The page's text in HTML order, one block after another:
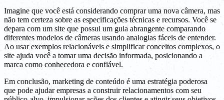
Imagine que você está considerando comprar uma nova câmera, mas
não tem certeza sobre as especificações técnicas e recursos. Você se
depara com um site que possui um guia abrangente comparando
diferentes modelos de câmeras usando analogias fáceis de entender.
Ao usar exemplos relacionáveis e simplificar conceitos complexos, o
site ajuda você a tomar uma decisão informada, posicionando a
marca como conhecedora e confiável.
Em conclusão, marketing de conteúdo é uma estratégia poderosa
que pode ajudar empresas a construir relacionamentos com seu